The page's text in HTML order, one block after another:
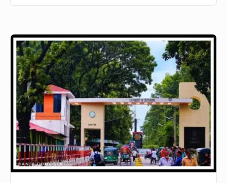
চবি
স্নাতক
ভর্তি
পরীক্ষা
হবে
ঈদের
পর